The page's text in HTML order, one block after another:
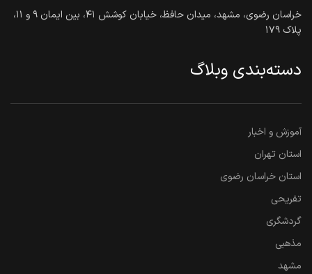
خراسان رضوی، مشهد، میدان حافظ، خیابان کوشش ۴۱، بین ایمان ۹ و ۱۱،
پلاک ۱۷۹
دسته‌بندی وبلاگ
آموزش و اخبار
استان تهران
استان خراسان رضوی
تفریحی
گردشگری
مذهبی
مشهد